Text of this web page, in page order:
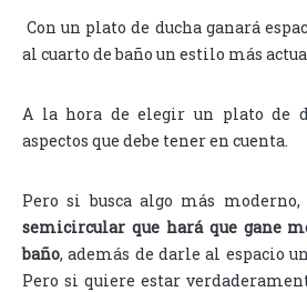
Con un plato de ducha ganará
al cuarto de baño un estilo más
A la hora de elegir un plato de
aspectos que debe tener en cuenta.
Pero si busca algo más moderno,
semicircular que hará que gane
baño, además de darle al espacio
Pero si quiere estar